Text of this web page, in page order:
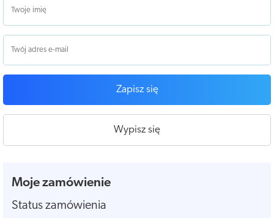
Zapisz się
Wypisz się
Moje zamówienie
Status zamówienia